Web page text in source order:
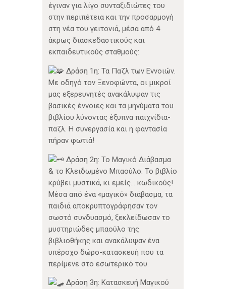
έγιναν για λίγο συνταξιδιώτες του
στην περιπέτεια και την προσαρμογή
στη νέα του γειτονιά, μέσα από 4
άκρως διασκεδαστικούς και
εκπαιδευτικούς σταθμούς:
Δράση 1η: Τα Παζλ των Εννοιών.
Με οδηγό τον Ξενοφώντα, οι μικροί
μας εξερευνητές ανακάλυψαν τις
βασικές έννοιες και τα μηνύματα του
βιβλίου λύνοντας έξυπνα παιχνίδια-
παζλ. Η συνεργασία και η φαντασία
πήραν φωτιά!
Δράση 2η: Το Μαγικό Διάβασμα
& το Κλειδωμένο Μπαούλο. Το βιβλίο
κρύβει μυστικά, κι εμείς… κωδικούς!
Μέσα από ένα «μαγικό» διάβασμα, τα
παιδιά αποκρυπτογράφησαν τον
σωστό συνδυασμό, ξεκλείδωσαν το
μυστηριώδες μπαούλο της
βιβλιοθήκης και ανακάλυψαν ένα
υπέροχο δώρο-κατασκευή που τα
περίμενε στο εσωτερικό του.
Δράση 3η: Κατασκευή Μαγικού